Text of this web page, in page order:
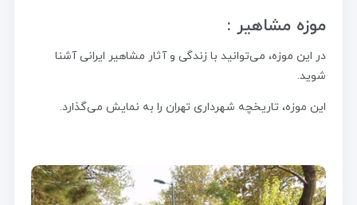
موزه مشاهیر :
در این موزه، می‌توانید با زندگی و آثار مشاهیر ایرانی آشنا
شوید.
این موزه، تاریخچه شهرداری تهران را به نمایش می‌گذارد.